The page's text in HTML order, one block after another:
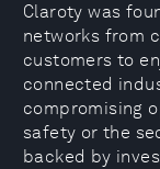
Claroty was
networks from
customers to
connected
compromising
safety or the
backed by